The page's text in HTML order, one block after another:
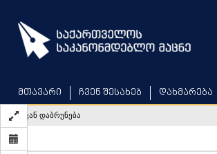
main
content
მთავარი ჩვენ შესახებ დახმარება
უკან დაბრუნება